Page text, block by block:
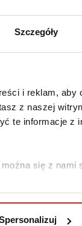
Szczegóły
i reklam, aby
z naszej
te informacje z
się z
Zalety
Dzięki
Za pomocą